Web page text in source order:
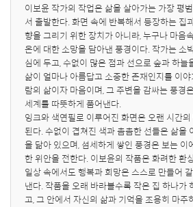
이보윤 작가의 작업은 삶을 살아가는 가장 평
서 출발한다. 화면 속에 반복해서 등장하는 집
향을 그리기 위한 장치가 아니라, 누구나 마음
온에 대한 소망을 담아낸 풍경이다. 작가는 소
심에 두고, 수없이 많은 점과 선으로 숲과 하늘
삶이 얼마나 아름답고 소중한 존재인지를 이
람의 삶이자 마음이며, 그 주변을 감싸는 풍경
세계를 따뜻하게 품어낸다.
잉크와 색연필로 이루어진 화면은 오랜 시간
된다. 수없이 겹쳐진 색과 촘촘한 선들은 삶을
을 닮아 있으며, 섬세하게 쌓인 풍경은 보는
한 위안을 전한다. 이보윤의 작품은 화려한 환
일상 속에서도 행복과 희망은 스스로 만들어
낸다. 작품을 오래 바라볼수록 작은 집 하나가
고, 그 안에서 자신의 삶과 기억을 조용히 마주